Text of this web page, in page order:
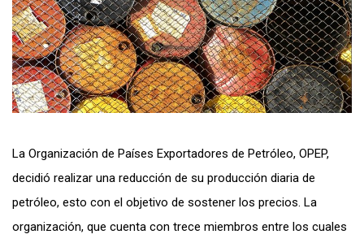
La Organización de Países Exportadores de Petróleo, OPEP,
decidió realizar una reducción de su producción diaria de
petróleo, esto con el objetivo de sostener los precios. La
organización, que cuenta con trece miembros entre los cuales